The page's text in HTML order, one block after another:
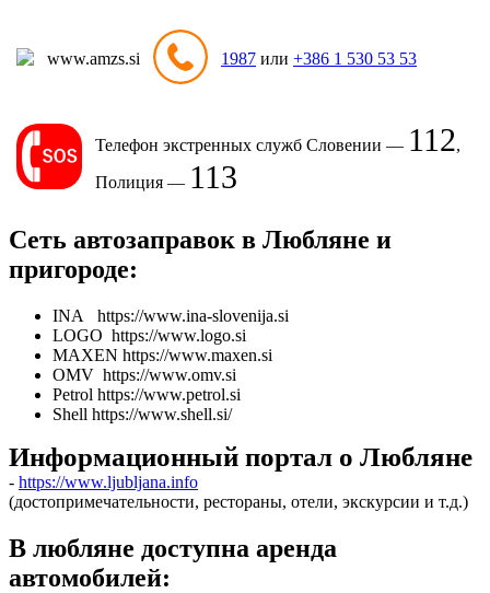
www.amzs.si 1987 или +386 1 530 53 53
Телефон экстренных служб Словении — 112,
Полиция — 113
Сеть автозаправок в Любляне и
пригороде:
INA https://www.ina-slovenija.si
LOGO https://www.logo.si
MAXEN https://www.maxen.si
OMV https://www.omv.si
Petrol https://www.petrol.si
Shell https://www.shell.si/
Информационный портал о Любляне
- https://www.ljubljana.info
(достопримечательности, рестораны, отели, экскурсии и т.д.)
В любляне доступна аренда
автомобилей: